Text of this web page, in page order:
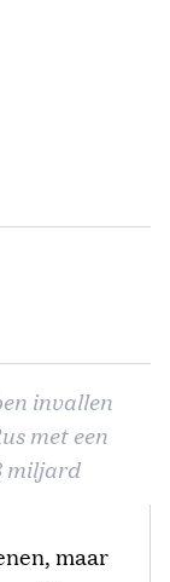
invallen
met een
miljard
maar